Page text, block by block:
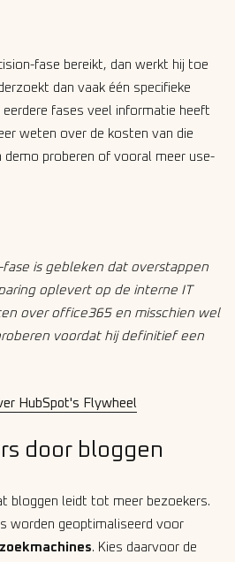
fase bereikt, dan werkt hij toe
dan vaak één specifieke
fases veel informatie heeft
weten over de kosten van die
demo proberen of vooral meer use-
is gebleken dat overstappen
oplevert op de interne IT
over office365 en misschien wel
voordat hij definitief een
HubSpot's Flywheel
door bloggen
bloggen leidt tot meer bezoekers.
worden geoptimaliseerd voor
. Kies daarvoor de